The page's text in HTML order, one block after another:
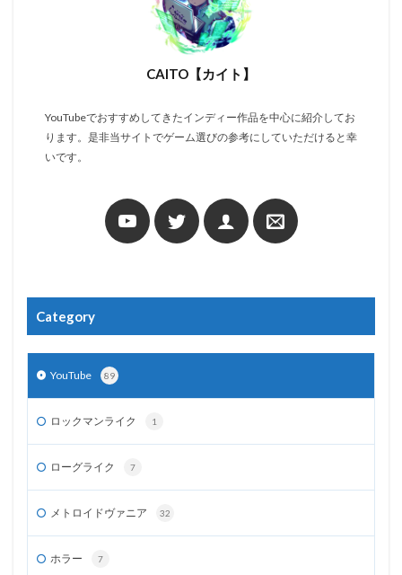
CAITO【カイト】
YouTubeでおすすめしてきたインディー作品を中心に紹介してお
ります。是非当サイトでゲーム選びの参考にしていただけると幸
いです。
Category
YouTube 89
ロックマンライク 1
ローグライク 7
メトロイドヴァニア 32
ホラー 7